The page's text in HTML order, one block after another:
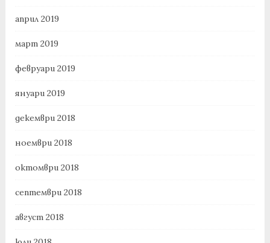
април 2019
март 2019
февруари 2019
януари 2019
декември 2018
ноември 2018
октомври 2018
септември 2018
август 2018